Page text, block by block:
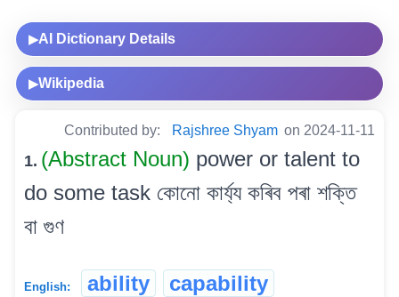
▶AI Dictionary Details
▶Wikipedia
Contributed by: Rajshree Shyam on 2024-11-11
1. (Abstract Noun) power or talent to
do some task কোনো কাৰ্য্য কৰিব পৰা শক্তি
বা গুণ
English: ability
capability